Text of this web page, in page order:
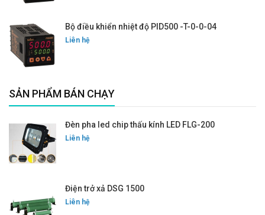
Bộ điều khiển nhiệt độ PID500 -T-0-0-04
Liên hệ
SẢN PHẨM BÁN CHẠY
Đèn pha led chip thấu kính LED FLG-200
Liên hệ
Điện trở xả DSG 1500
Liên hệ